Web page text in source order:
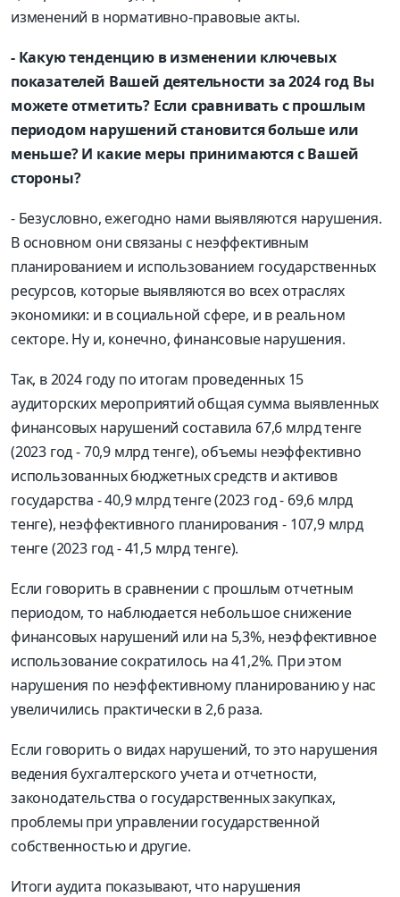
изменений в нормативно-правовые акты.
- Какую тенденцию в изменении ключевых
показателей Вашей деятельности за 2024 год Вы
можете отметить? Если сравнивать с прошлым
периодом нарушений становится больше или
меньше? И какие меры принимаются с Вашей
стороны?
- Безусловно, ежегодно нами выявляются нарушения.
В основном они связаны с неэффективным
планированием и использованием государственных
ресурсов, которые выявляются во всех отраслях
экономики: и в социальной сфере, и в реальном
секторе. Ну и, конечно, финансовые нарушения.
Так, в 2024 году по итогам проведенных 15
аудиторских мероприятий общая сумма выявленных
финансовых нарушений составила 67,6 млрд тенге
(2023 год - 70,9 млрд тенге), объемы неэффективно
использованных бюджетных средств и активов
государства - 40,9 млрд тенге (2023 год - 69,6 млрд
тенге), неэффективного планирования - 107,9 млрд
тенге (2023 год - 41,5 млрд тенге).
Если говорить в сравнении с прошлым отчетным
периодом, то наблюдается небольшое снижение
финансовых нарушений или на 5,3%, неэффективное
использование сократилось на 41,2%. При этом
нарушения по неэффективному планированию у нас
увеличились практически в 2,6 раза.
Если говорить о видах нарушений, то это нарушения
ведения бухгалтерского учета и отчетности,
законодательства о государственных закупках,
проблемы при управлении государственной
собственностью и другие.
Итоги аудита показывают, что нарушения